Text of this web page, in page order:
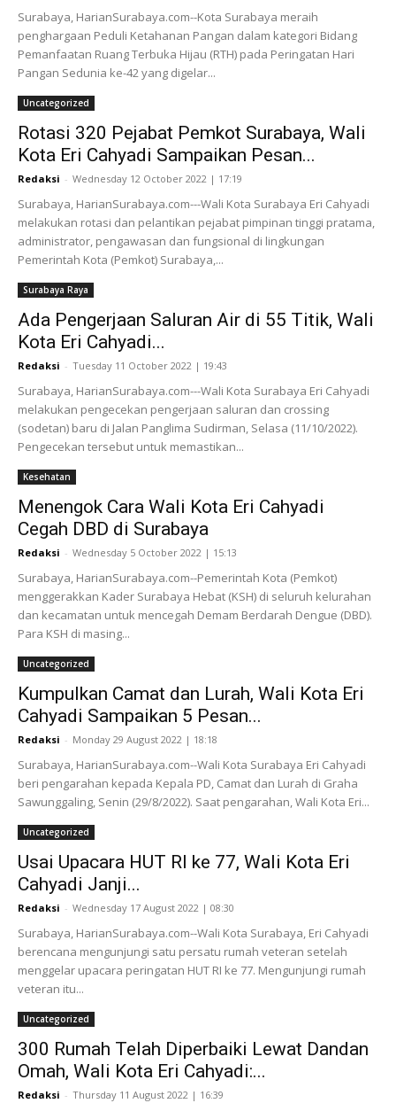
Surabaya, HarianSurabaya.com--Kota Surabaya meraih
penghargaan Peduli Ketahanan Pangan dalam kategori Bidang
Pemanfaatan Ruang Terbuka Hijau (RTH) pada Peringatan Hari
Pangan Sedunia ke-42 yang digelar...
Uncategorized
Rotasi 320 Pejabat Pemkot Surabaya, Wali
Kota Eri Cahyadi Sampaikan Pesan...
Redaksi - Wednesday 12 October 2022 | 17:19
Surabaya, HarianSurabaya.com---Wali Kota Surabaya Eri Cahyadi
melakukan rotasi dan pelantikan pejabat pimpinan tinggi pratama,
administrator, pengawasan dan fungsional di lingkungan
Pemerintah Kota (Pemkot) Surabaya,...
Surabaya Raya
Ada Pengerjaan Saluran Air di 55 Titik, Wali
Kota Eri Cahyadi...
Redaksi - Tuesday 11 October 2022 | 19:43
Surabaya, HarianSurabaya.com---Wali Kota Surabaya Eri Cahyadi
melakukan pengecekan pengerjaan saluran dan crossing
(sodetan) baru di Jalan Panglima Sudirman, Selasa (11/10/2022).
Pengecekan tersebut untuk memastikan...
Kesehatan
Menengok Cara Wali Kota Eri Cahyadi
Cegah DBD di Surabaya
Redaksi - Wednesday 5 October 2022 | 15:13
Surabaya, HarianSurabaya.com--Pemerintah Kota (Pemkot)
menggerakkan Kader Surabaya Hebat (KSH) di seluruh kelurahan
dan kecamatan untuk mencegah Demam Berdarah Dengue (DBD).
Para KSH di masing...
Uncategorized
Kumpulkan Camat dan Lurah, Wali Kota Eri
Cahyadi Sampaikan 5 Pesan...
Redaksi - Monday 29 August 2022 | 18:18
Surabaya, HarianSurabaya.com--Wali Kota Surabaya Eri Cahyadi
beri pengarahan kepada Kepala PD, Camat dan Lurah di Graha
Sawunggaling, Senin (29/8/2022). Saat pengarahan, Wali Kota Eri...
Uncategorized
Usai Upacara HUT RI ke 77, Wali Kota Eri
Cahyadi Janji...
Redaksi - Wednesday 17 August 2022 | 08:30
Surabaya, HarianSurabaya.com--Wali Kota Surabaya, Eri Cahyadi
berencana mengunjungi satu persatu rumah veteran setelah
menggelar upacara peringatan HUT RI ke 77. Mengunjungi rumah
veteran itu...
Uncategorized
300 Rumah Telah Diperbaiki Lewat Dandan
Omah, Wali Kota Eri Cahyadi:...
Redaksi - Thursday 11 August 2022 | 16:39